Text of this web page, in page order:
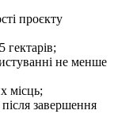
проєкту
гектарів;
не менше
місць;
завершення